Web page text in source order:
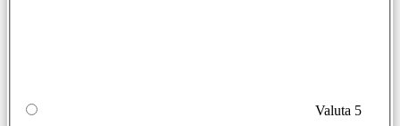
Valuta 5